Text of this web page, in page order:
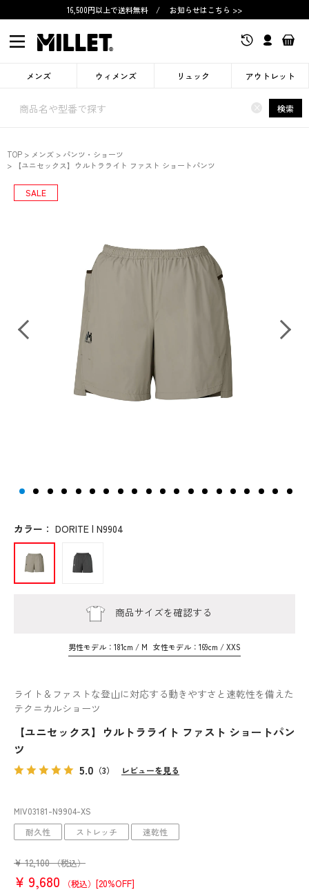
16,500円以上で送料無料 / お知らせはこちら >>
メンズ ウィメンズ リュック アウトレット
× 検索
TOP メンズ
パンツ・ショーツ
【ユニセックス】ウルトラライト ファスト ショートパンツ
ライト＆ファストな登山に対応する動きやすさと速乾性を備えた
テクニカルショーツ
【ユニセックス】ウルトラライト ファスト ショートパン
ツ
5.0 （3） レビューを見る
MIV03181-N9904-XS
SALE
耐久性 ストレッチ 速乾性
¥ 12,100 （税込）
¥ 9,680 （税込） [20%OFF]
カラー ： DORITE | N9904
商品サイズを確認する
男性モデル：181cm / M 女性モデル：169cm / XXS